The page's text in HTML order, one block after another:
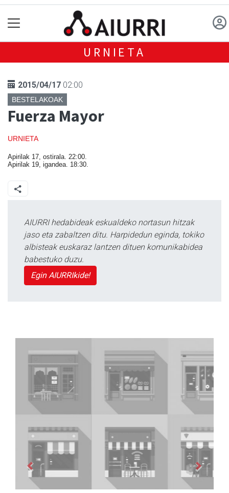
URNIETA
2015/04/17 02:00
BESTELAKOAK
Fuerza Mayor
URNIETA
Apirilak 17, ostirala. 22:00.
Apirilak 19, igandea. 18:30.
AIURRI hedabideak eskualdeko nortasun hitzak
jaso eta zabaltzen ditu. Harpidedun eginda, tokiko
albisteak euskaraz lantzen dituen komunikabidea
babestuko duzu.
Egin AIURRIkide!
Magale Ikastetxea
Urnieta - Hezkuntza
Previous Next